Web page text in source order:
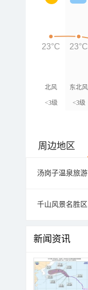
北风
<3级
东北风
<3级
23°C 23°C
周边地区
千山风景名胜区
新闻资讯